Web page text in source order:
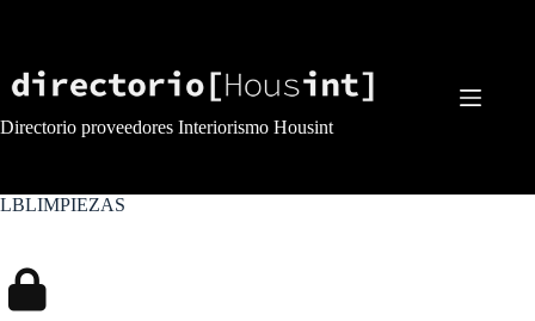
Directorio proveedores Interiorismo Housint
LBLIMPIEZAS